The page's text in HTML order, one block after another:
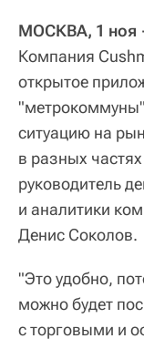
МОСКВА, 1 ноя
Компания
открытое
ситуацию на
в разных
руководитель
и аналитики
Денис Соколов.
"Это удобно,
можно будет
с торговыми и